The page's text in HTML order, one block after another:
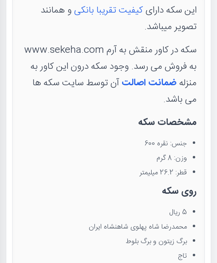
این سکه دارایکیفیت تقریبا بانکیو همانند
تصویر میباشد.
سکه در کاور منقش به آرم www.sekeha.com
به فروش می رسد. وجود سکه درون این کاور به
منزلهضمانت اصالتآن توسط سایت سکه ها
می باشد.
مشخصات سکه
جنس: نقره 600
وزن: 8 گرم
قطر: 26.2 میلیمتر
روی سکه
5 ریال
محمدرضا شاه پهلوی شاهنشاه ایران
برگ زیتون و برگ بلوط
تاج